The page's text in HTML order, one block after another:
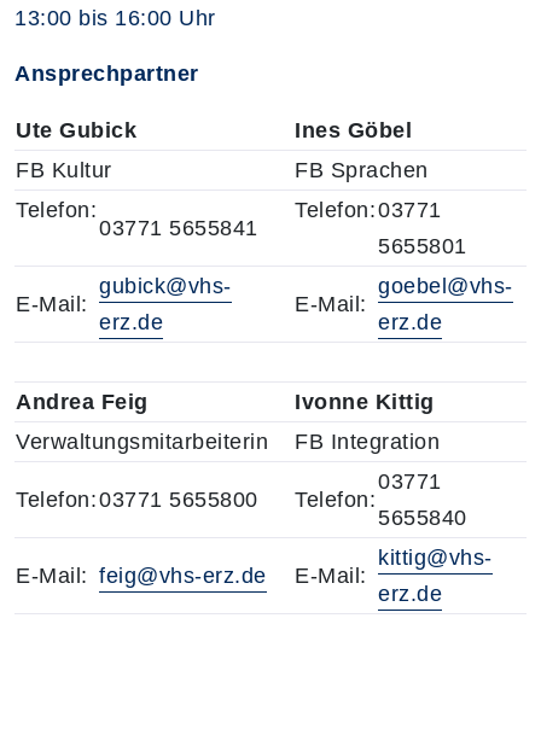
13:00 bis 16:00 Uhr
Ansprechpartner
Ute Gubick
Ines Göbel
FB Kultur
FB Sprachen
Telefon:
03771 5655841
Telefon:03771
5655801
E-Mail:
gubick@vhs-
erz.de
E-Mail:
goebel@vhs-
erz.de
Andrea Feig
Ivonne Kittig
Verwaltungsmitarbeiterin
FB Integration
Telefon:03771 5655800 Telefon:
03771
5655840
E-Mail: feig@vhs-erz.de E-Mail:
kittig@vhs-
erz.de